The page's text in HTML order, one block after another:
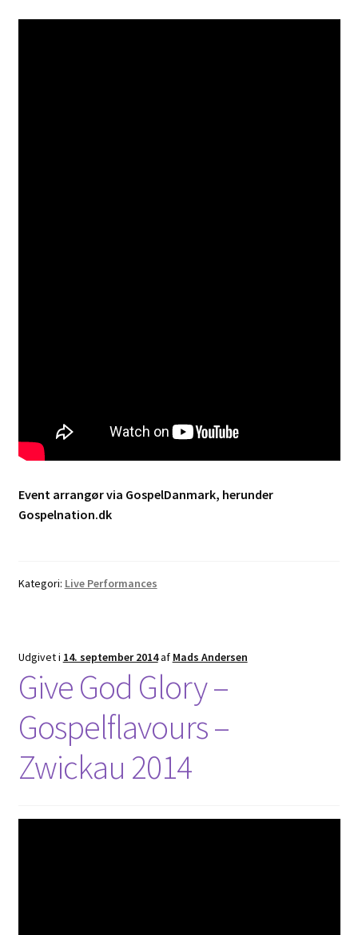
Event arrangør via GospelDanmark, herunder
Gospelnation.dk
Kategori: Live Performances
Udgivet i 14. september 2014af Mads Andersen
Give God Glory –
Gospelflavours –
Zwickau 2014